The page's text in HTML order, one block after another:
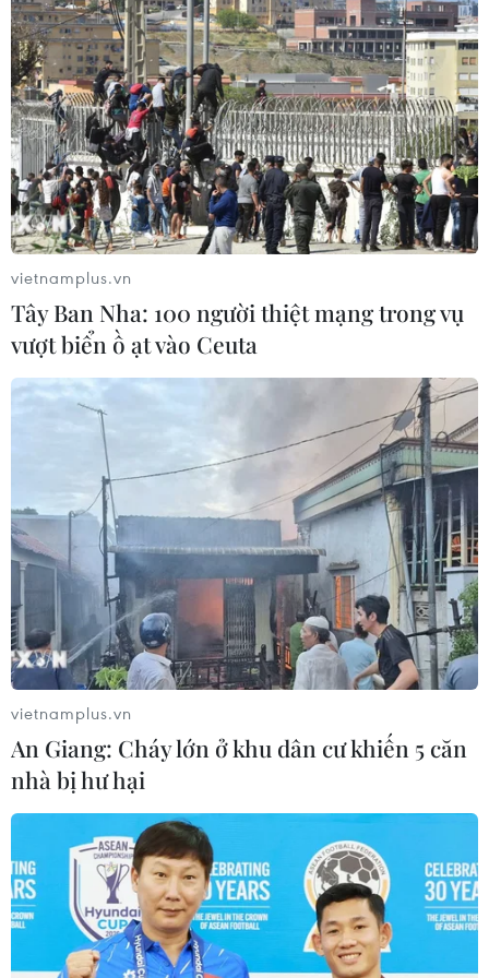
TIN LIÊN QUAN
Nhật Bản: "Nóng" cuộc đua vào vị trí Chủ
tịch đảng cầm quyền LDP
15/08/2024 14:50
Tất cả các Bộ trưởng đều được tự quyết tham gia ứng
cử, trong khi Chánh Văn phòng Nội các Yoshimasa
Hayashi đã từ chối cho biết liệu ông có tham gia hay
không.
vietnamplus.vn
Tây Ban Nha: 100 người thiệt mạng trong vụ
vượt biển ồ ạt vào Ceuta
vietnamplus.vn
An Giang: Cháy lớn ở khu dân cư khiến 5 căn
nhà bị hư hại